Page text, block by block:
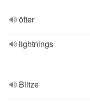
öfter
lightnings
Blitze